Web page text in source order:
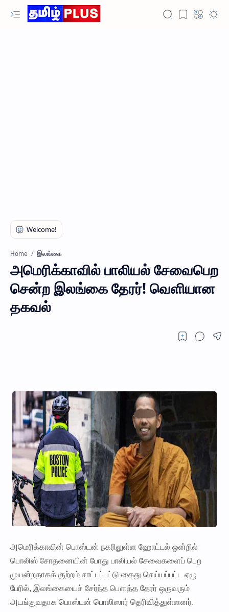
Home இலங்கை
அமெரிக்காவில் பாலியல் சேவைபெற
சென்ற இலங்கை தேரர்! வெளியான
தகவல்
அமெரிக்காவின் பொஸ்டன் நகரிலுள்ள ஹோட்டல் ஒன்றில்
பொலிஸ் சோதனையின் போது பாலியல் சேவைகளைப் பெற
முயன்றதாகக் குற்றம் சாட்டப்பட்டு கைது செய்யப்பட்ட ஏழு
பேரில், இலங்கையைச் சேர்ந்த பௌத்த தேரர் ஒருவரும்
அடங்குவதாக பொஸ்டன் பொலிஸார் தெரிவித்துள்ளனர்.